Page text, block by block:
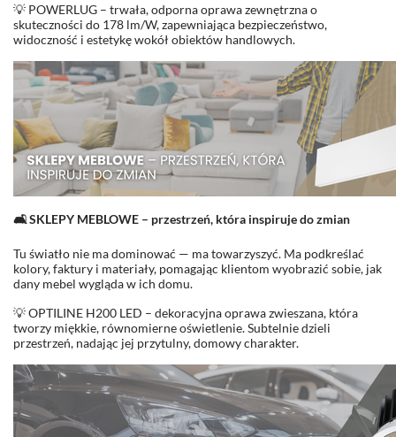
💡 POWERLUG – trwała, odporna oprawa zewnętrzna o
skuteczności do 178 lm/W, zapewniająca bezpieczeństwo,
widoczność i estetykę wokół obiektów handlowych.
🛋️ SKLEPY MEBLOWE – przestrzeń, która inspiruje do zmian
Tu światło nie ma dominować — ma towarzyszyć. Ma podkreślać
kolory, faktury i materiały, pomagając klientom wyobrazić sobie, jak
dany mebel wygląda w ich domu.
💡 OPTILINE H200 LED – dekoracyjna oprawa zwieszana, która
tworzy miękkie, równomierne oświetlenie. Subtelnie dzieli
przestrzeń, nadając jej przytulny, domowy charakter.